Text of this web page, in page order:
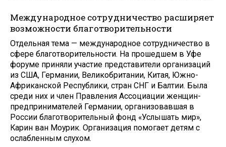
Международное сотрудничество расширяет
возможности благотворительности
Отдельная тема — международное сотрудничество в
сфере благотворительности. На прошедшем в Уфе
форуме приняли участие представители организаций
из США, Германии, Великобритании, Китая, Южно-
Африканской Республики, стран СНГ и Балтии. Была
среди них и член Правления Ассоциации женщин-
предпринимателей Германии, организовавшая в
России благотворительный фонд «Услышать мир»,
Карин ван Моурик. Организация помогает детям с
ослабленным слухом.